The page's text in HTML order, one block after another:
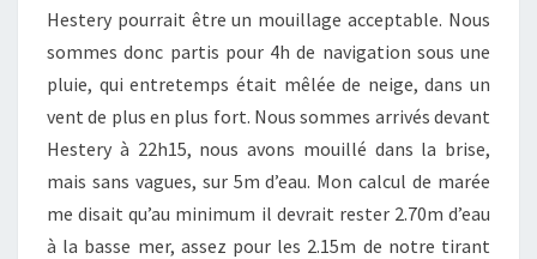
Hestery pourrait être un mouillage acceptable. Nous
sommes donc partis pour 4h de navigation sous une
pluie, qui entretemps était mêlée de neige, dans un
vent de plus en plus fort. Nous sommes arrivés devant
Hestery à 22h15, nous avons mouillé dans la brise,
mais sans vagues, sur 5m d’eau. Mon calcul de marée
me disait qu’au minimum il devrait rester 2.70m d’eau
à la basse mer, assez pour les 2.15m de notre tirant